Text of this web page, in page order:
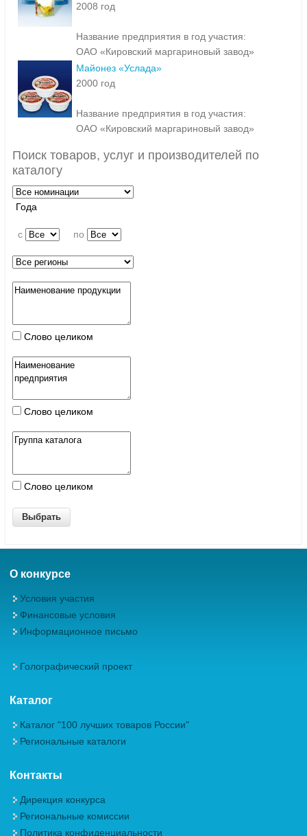
2008 год
Название предприятия в год участия:
ОАО «Кировский маргариновый завод»
Майонез «Услада»
2000 год
Название предприятия в год участия:
ОАО «Кировский маргариновый завод»
Поиск товаров, услуг и производителей по
каталогу
Года
c по
Слово целиком
Слово целиком
Слово целиком
О конкурсе
Условия участия
Финансовые условия
Информационное письмо
Голографический проект
Каталог
Каталог "100 лучших товаров России"
Региональные каталоги
Контакты
Дирекция конкурса
Региональные комиссии
Политика конфиденциальности